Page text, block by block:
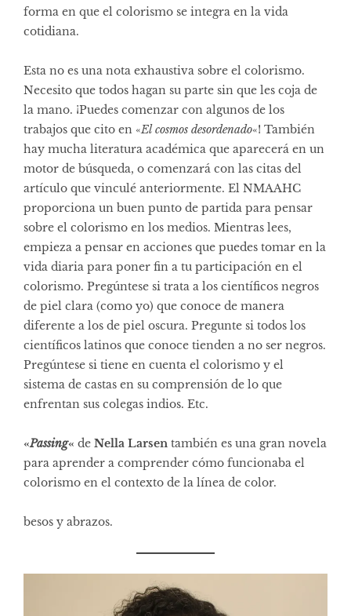
forma en que el colorismo se integra en la vida
cotidiana.
Esta no es una nota exhaustiva sobre el colorismo.
Necesito que todos hagan su parte sin que les coja de
la mano. ¡Puedes comenzar con algunos de los
trabajos que cito en «El cosmos desordenado«! También
hay mucha literatura académica que aparecerá en un
motor de búsqueda, o comenzará con las citas del
artículo que vinculé anteriormente. El NMAAHC
proporciona un buen punto de partida para pensar
sobre el colorismo en los medios. Mientras lees,
empieza a pensar en acciones que puedes tomar en la
vida diaria para poner fin a tu participación en el
colorismo. Pregúntese si trata a los científicos negros
de piel clara (como yo) que conoce de manera
diferente a los de piel oscura. Pregunte si todos los
científicos latinos que conoce tienden a no ser negros.
Pregúntese si tiene en cuenta el colorismo y el
sistema de castas en su comprensión de lo que
enfrentan sus colegas indios. Etc.
«Passing« de Nella Larsen también es una gran novela
para aprender a comprender cómo funcionaba el
colorismo en el contexto de la línea de color.
besos y abrazos.